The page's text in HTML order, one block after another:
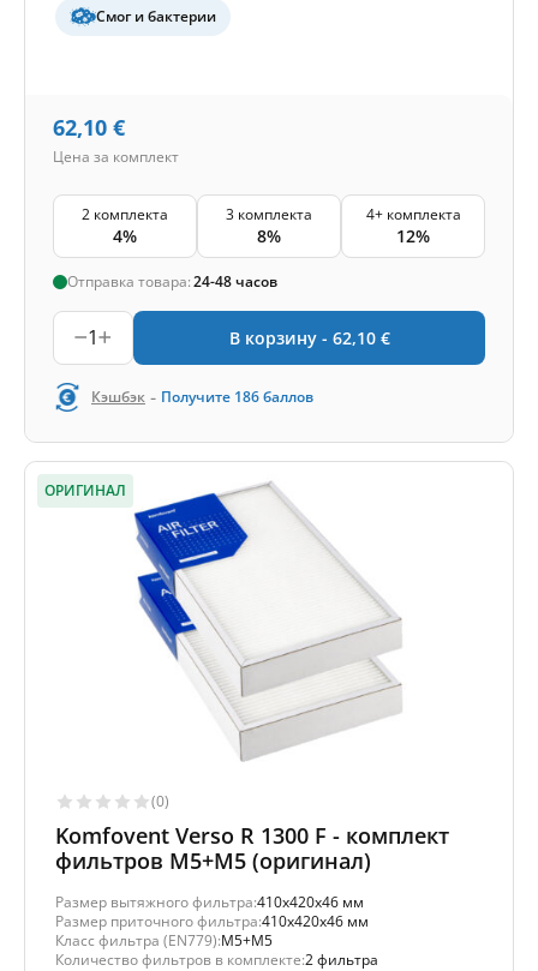
Смог и бактерии
62,10 €
Цена за комплект
2 комплекта
4%
3 комплекта
8%
4+ комплекта
12%
Отправка товара:24-48 часов
1 В корзину - 62,10 €
Кэшбэк - Получите 186баллов
ОРИГИНАЛ
(0)
Komfovent Verso R 1300 F - комплект
фильтров M5+M5 (оригинал)
Размер вытяжного фильтра:410x420x46 мм
Размер приточного фильтра:410x420x46 мм
Класс фильтра (EN779):M5+M5
Количество фильтров в комплекте:2 фильтра